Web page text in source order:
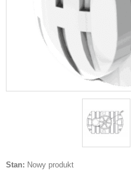
Stan: Nowy produkt